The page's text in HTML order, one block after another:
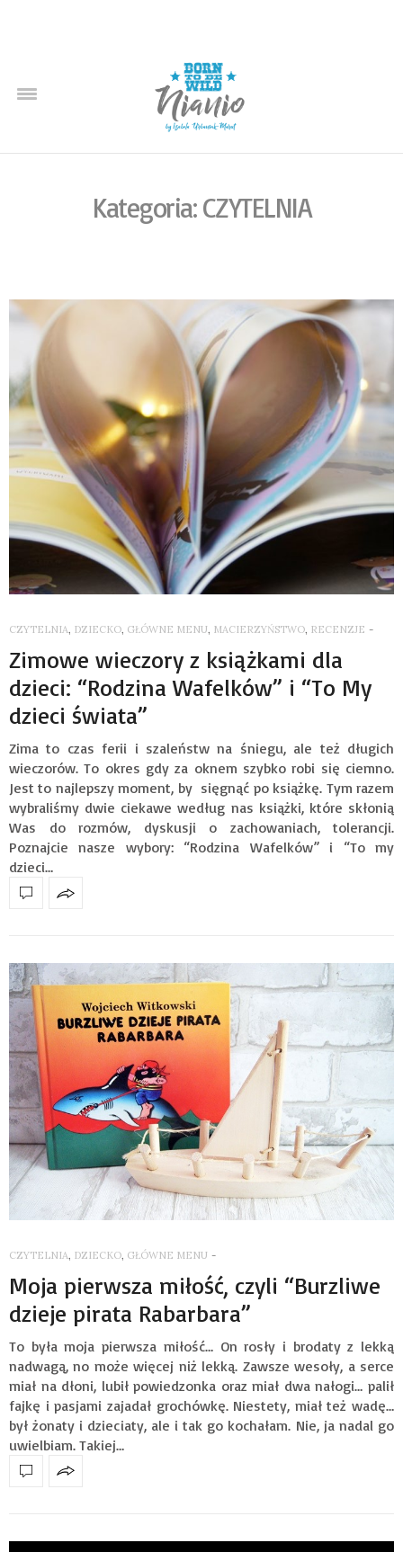
Kategoria: CZYTELNIA
CZYTELNIA, DZIECKO, GŁÓWNE MENU, MACIERZYŃSTWO, RECENZJE -
Zimowe wieczory z książkami dla
dzieci: “Rodzina Wafelków” i “To My
dzieci świata”
Zima to czas ferii i szaleństw na śniegu, ale też długich
wieczorów. To okres gdy za oknem szybko robi się ciemno.
Jest to najlepszy moment, by sięgnąć po książkę. Tym razem
wybraliśmy dwie ciekawe według nas książki, które skłonią
Was do rozmów, dyskusji o zachowaniach, tolerancji.
Poznajcie nasze wybory: “Rodzina Wafelków” i “To my
dzieci…
CZYTELNIA DZIECKO GŁÓWNE MENU -
Moja pierwsza miłość, czyli “Burzliwe
dzieje pirata Rabarbara”
To była moja pierwsza miłość… On rosły i brodaty z lekką
nadwagą, no może więcej niż lekką. Zawsze wesoły, a serce
miał na dłoni, lubił powiedzonka oraz miał dwa nałogi… palił
fajkę i pasjami zajadał grochówkę. Niestety, miał też wadę…
był żonaty i dzieciaty, ale i tak go kochałam. Nie, ja nadal go
uwielbiam. Takiej…